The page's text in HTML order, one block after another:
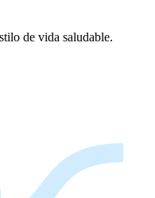
de vida saludable.